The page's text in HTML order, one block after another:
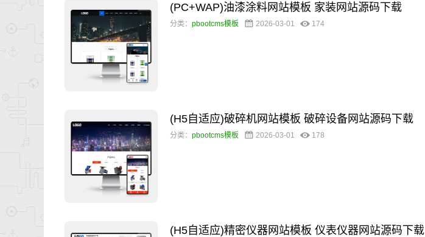
(PC+WAP)油漆涂料网站模板 家装网站源码下载
分类： pbootcms模板 2026-03-01 174
(H5自适应)破碎机网站模板 破碎设备网站源码下载
分类： pbootcms模板 2026-03-01 178
(H5自适应)精密仪器网站模板 仪表仪器网站源码下载